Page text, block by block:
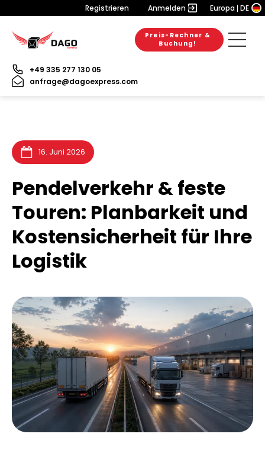
Registrieren Anmelden Europa DE
Preis-Rechner &
Buchung!
+49 335 277 130 05
anfrage@dagoexpress.com
16. Juni 2026
Pendelverkehr & feste
Touren: Planbarkeit und
Kostensicherheit für Ihre
Logistik
28. Juli 2026
28. Juli 2026
25. Juli 2026